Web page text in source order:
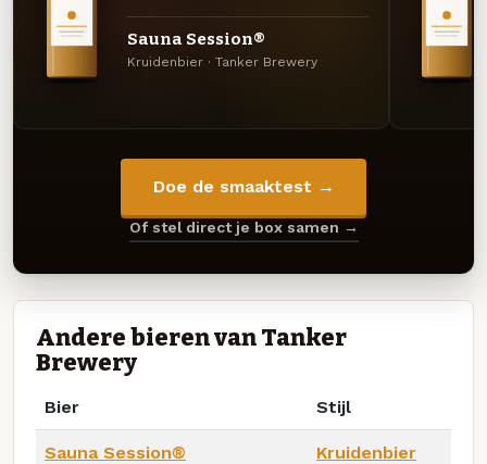
Sauna Session®️
Kruidenbier · Tanker Brewery
Doe de smaaktest →
Of stel direct je box samen →
Andere bieren van Tanker
Brewery
Bier Stijl
Sauna Session®️ Kruidenbier